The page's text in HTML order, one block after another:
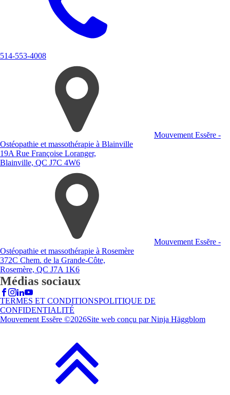
514-553-4008
Mouvement Essĕre -
Ostéopathie et massothérapie à Blainville
19A Rue Françoise Loranger,
Blainville, QC J7C 4W6
Mouvement Essĕre -
Ostéopathie et massothérapie à Rosemère
372C Chem. de la Grande-Côte,
Rosemère, QC J7A 1K6
Médias sociaux
TERMES ET CONDITIONSPOLITIQUE DE
CONFIDENTIALITÉ
Mouvement Essĕre ©2026Site web conçu par Ninja Häggblom